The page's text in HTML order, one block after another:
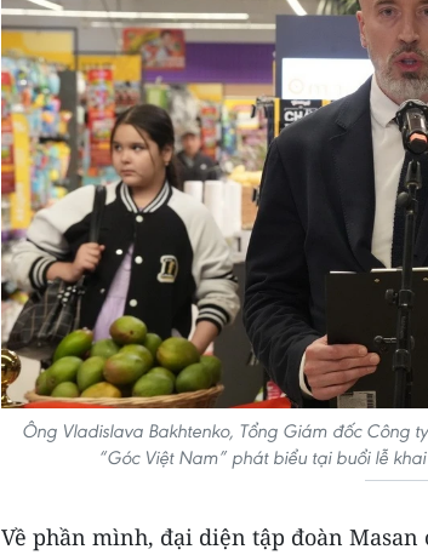
Ông Vladislava Bakhtenko, Tổng Giám đốc Công
“Góc Việt Nam” phát biểu tại buổi lễ
Về phần mình, đại diện tập đoàn